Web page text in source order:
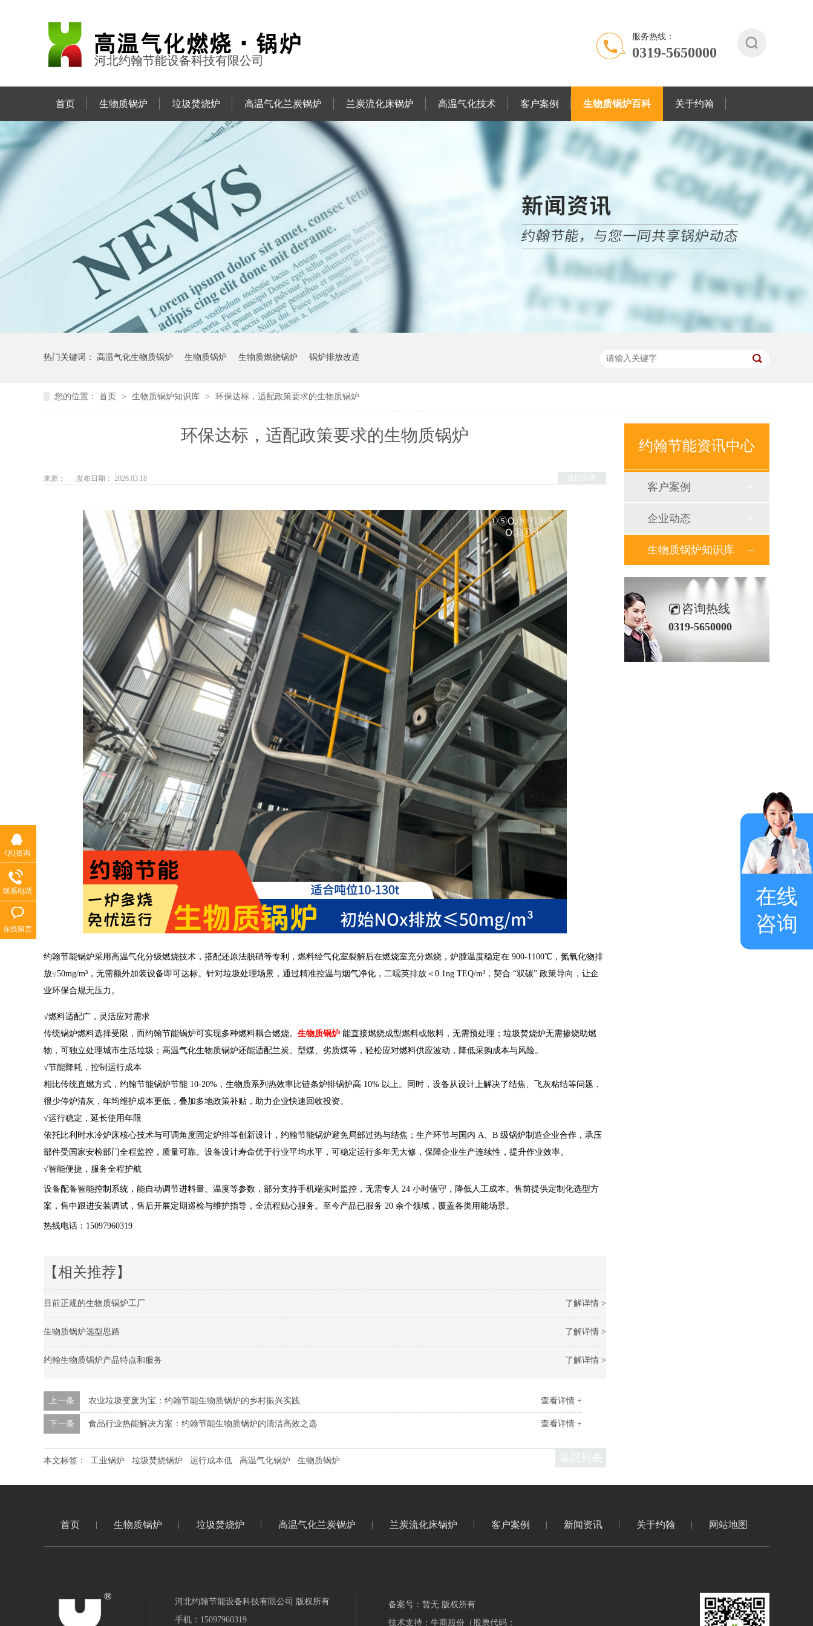
河北约翰节能设备科技有限公司
服务热线：
0319-5650000
首页 生物质锅炉 垃圾焚烧炉 高温气化兰炭锅炉 兰炭流化床锅炉 高温气化技术 客户案例 生物质锅炉百科 关于约翰
热门关键词： 高温气化生物质锅炉 生物质锅炉 生物质燃烧锅炉 锅炉排放改造
您的位置： 首页 > 生物质锅炉知识库 > 环保达标，适配政策要求的生物质锅炉
环保达标，适配政策要求的生物质锅炉
返回列表
来源： 发布日期： 2026.03.18
约翰节能锅炉采用高温气化分级燃烧技术，搭配还原法脱硝等专利，燃料经气化室裂解后在燃烧室充分燃烧，炉膛温度稳定在 900-1100℃，氮氧化物排
放≤50mg/m³，无需额外加装设备即可达标。针对垃圾处理场景，通过精准控温与烟气净化，二噁英排放＜0.1ng TEQ/m³，契合 “双碳” 政策导向，让企
业环保合规无压力。
√燃料适配广，灵活应对需求
传统锅炉燃料选择受限，而约翰节能锅炉可实现多种燃料耦合燃烧。 生物质锅炉 能直接燃烧成型燃料或散料，无需预处理；垃圾焚烧炉无需掺烧助燃
物，可独立处理城市生活垃圾；高温气化生物质锅炉还能适配兰炭、型煤、劣质煤等，轻松应对燃料供应波动，降低采购成本与风险。
√节能降耗，控制运行成本
相比传统直燃方式，约翰节能锅炉节能 10-20%，生物质系列热效率比链条炉排锅炉高 10% 以上。同时，设备从设计上解决了结焦、飞灰粘结等问题，
很少停炉清灰 ，年均维护成本更低，叠加多地政策补贴，助力企业快速回收投资。
√运行稳定，延长使用年限
依托比利时水冷炉床核心技术与可调角度固定炉排等创新设计，约翰节能锅炉避免局部过热与结焦；生产环节与国内 A、B 级锅炉制造企业合作，承压
部件受国家安检部门全程监控，质量可靠。设备设计寿命优于行业平均水平，可稳定运行多年无大修，保障企业生产连续性，提升作业效率。
√智能便捷，服务全程护航
设备配备智能控制系统，能自动调节进料量、温度等参数，部分支持手机端实时监控，无需专人 24 小时值守，降低人工成本。售前提供定制化选型方
案，售中跟进安装调试，售后开展定期巡检与维护指导，全流程贴心服务。至今产品已服务 20 余个领域，覆盖各类用能场景。
热线电话：15097960319
【相关推荐】
了解详情 >
目前正规的生物质锅炉工厂
了解详情 >
生物质锅炉选型思路
了解详情 >
约翰生物质锅炉产品特点和服务
查看详情 +
上一条 农业垃圾变废为宝：约翰节能生物质锅炉的乡村振兴实践
查看详情 +
下一条 食品行业热能解决方案：约翰节能生物质锅炉的清洁高效之选
返回列表
本文标签： 工业锅炉 垃圾焚烧锅炉 运行成本低 高温气化锅炉 生物质锅炉
约翰节能资讯中心
客户案例
企业动态
生物质锅炉知识库
咨询热线
0319-5650000
首页 生物质锅炉 垃圾焚烧炉 高温气化兰炭锅炉 兰炭流化床锅炉 客户案例 新闻资讯 关于约翰 网站地图
河北约翰节能设备科技有限公司 版权所有
手机：15097960319
备案号：暂无 版权所有
技术支持：牛商股份（股票代码：
QQ咨询
联系电话
在线留言
在线
咨询